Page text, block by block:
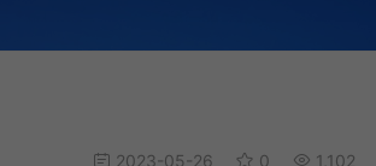
2023-05-26 0 1,102